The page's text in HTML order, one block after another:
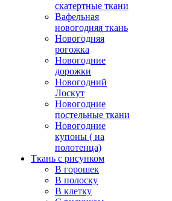
скатертные ткани
Вафельная
новогодняя ткань
Новогодняя
рогожка
Новогодние
дорожки
Новогодний
Лоскут
Новогодние
постельные ткани
Новогодние
купоны ( на
полотенца)
Ткань с рисунком
В горошек
В полоску
В клетку